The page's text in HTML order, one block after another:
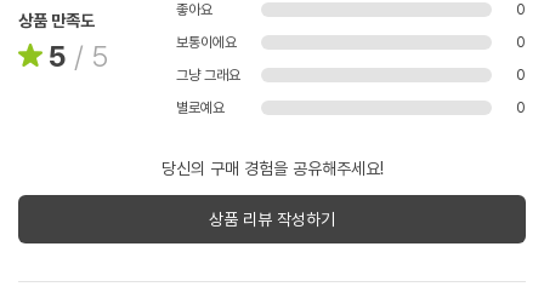
상품 만족도
5 / 5
좋아요
0
보통이에요
0
그냥 그래요
0
별로예요
0
당신의 구매 경험을 공유해주세요!
상품 리뷰 작성하기